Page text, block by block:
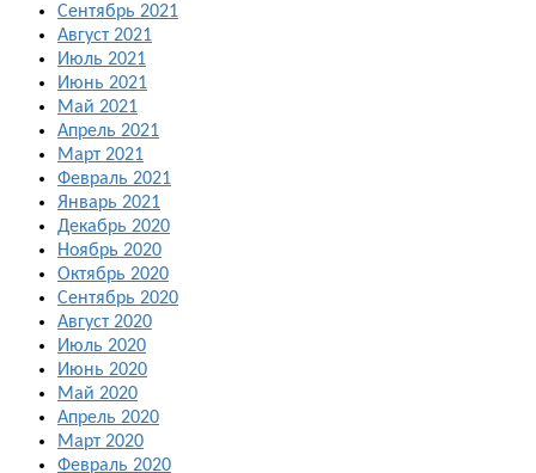
Сентябрь 2021
Август 2021
Июль 2021
Июнь 2021
Май 2021
Апрель 2021
Март 2021
Февраль 2021
Январь 2021
Декабрь 2020
Ноябрь 2020
Октябрь 2020
Сентябрь 2020
Август 2020
Июль 2020
Июнь 2020
Май 2020
Апрель 2020
Март 2020
Февраль 2020